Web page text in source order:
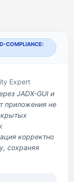
COMPLIANCE:
Expert
JADX-GUI и
приложения не
корректно
сохраняя